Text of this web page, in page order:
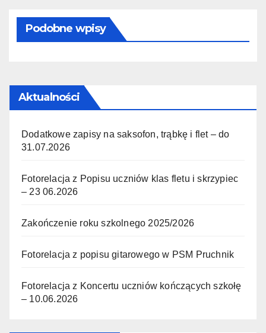
Podobne wpisy
Aktualności
Dodatkowe zapisy na saksofon, trąbkę i flet – do
31.07.2026
Fotorelacja z Popisu uczniów klas fletu i skrzypiec
– 23 06.2026
Zakończenie roku szkolnego 2025/2026
Fotorelacja z popisu gitarowego w PSM Pruchnik
Fotorelacja z Koncertu uczniów kończących szkołę
– 10.06.2026